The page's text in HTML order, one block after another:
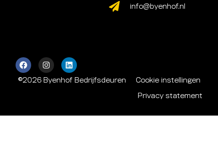
info@byenhof.nl
©2026 Byenhof Bedrijfsdeuren Cookie instellingen
Privacy statement